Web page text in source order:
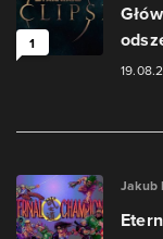
1
Jakub